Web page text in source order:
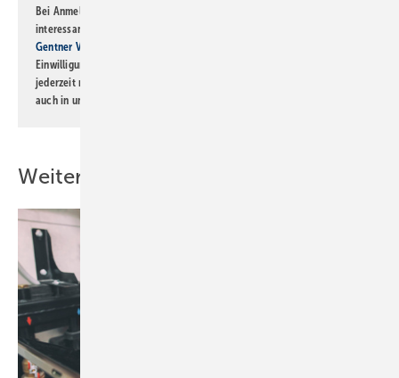
Bei Anmeldung zu diesem Newsletter bin ich damit einverstanden, über
interessante Verlags- und Online-Angebote
Gentner Verlag GmbH & Co. KG
Einwilligung kann ich jederzeit widerrufen und eine Abmeldung ist
jederzeit möglich. Informationen zum Umgang mit Daten finden Sie
auch in unserer
Weitere Inhalte